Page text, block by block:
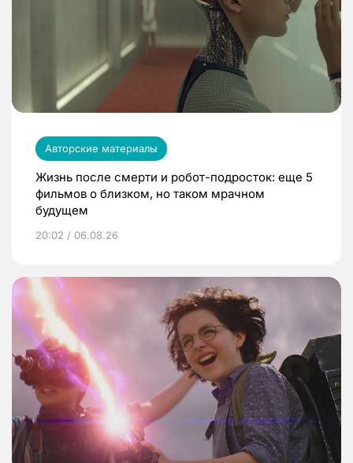
Авторские материалы
Жизнь после смерти и робот-подросток: еще 5
фильмов о близком, но таком мрачном
будущем
20:02 / 06.08.26